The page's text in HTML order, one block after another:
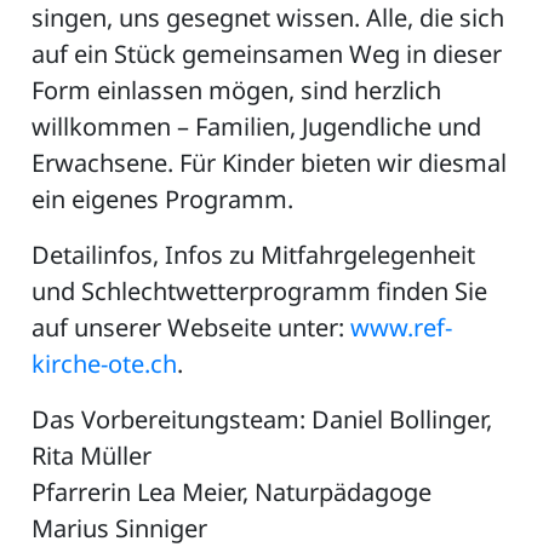
singen, uns gesegnet wissen. Alle, die sich
auf ein Stück gemeinsamen Weg in dieser
Form einlassen mögen, sind herzlich
willkommen – Familien, Jugendliche und
Erwachsene. Für Kinder bieten wir diesmal
ein eigenes Programm.
Detailinfos, Infos zu Mitfahrgelegenheit
und Schlechtwetterprogramm finden Sie
auf unserer Webseite unter:www.ref-
kirche-ote.ch.
Das Vorbereitungsteam: Daniel Bollinger,
Rita Müller
Pfarrerin Lea Meier, Naturpädagoge
Marius Sinniger